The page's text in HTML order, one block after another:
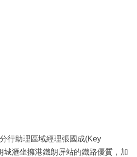
行助理區域經理張國成(Key
城滙坐擁港鐵朗屏站的鐵路優質，加